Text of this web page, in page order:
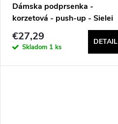
Dámska podprsenka -
korzetová - push-up - Sielei
1580
€27,29
Skladom 1 ks
DETAIL